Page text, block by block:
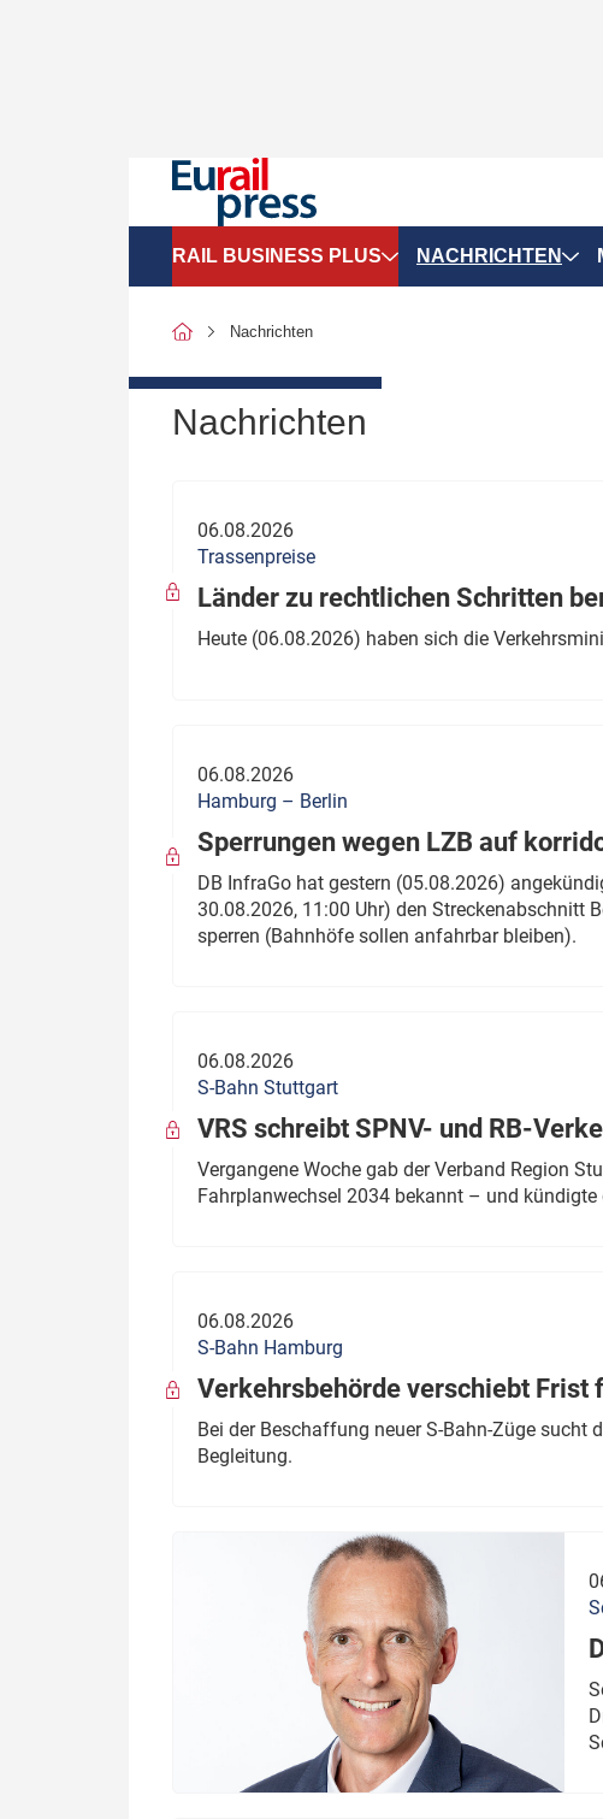
RAIL BUSINESS PLUS
SPNV-Marktdaten
Politik
wen?
Thema des Monats
Dossier: Generalsanierung
Dossier: ETCS
Dossier:
NACHRICHTEN
Nachrichten
Nachrichten
06.08.2026
Trassenpreise
Länder zu rechtlichen Schritten
Heute (06.08.2026) haben sich die
06.08.2026
Hamburg – Berlin
Sperrungen wegen LZB auf
DB InfraGo hat gestern (05.08.2026)
30.08.2026, 11:00 Uhr) den Streckenabschnitt
sperren (Bahnhöfe sollen anfahrbar bleiben).
06.08.2026
S-Bahn Stuttgart
VRS schreibt SPNV- und RB-
Vergangene Woche gab der Verband Region
Fahrplanwechsel 2034 bekannt – und
06.08.2026
S-Bahn Hamburg
Verkehrsbehörde verschiebt
Bei der Beschaffung neuer S-Bahn-Züge
Begleitung.